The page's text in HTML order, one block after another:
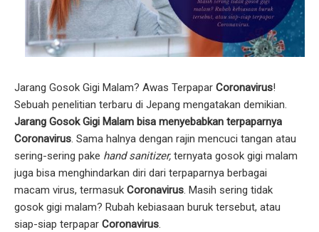
Jarang Gosok Gigi Malam? Awas TerpaparCoronavirus!
Sebuah penelitian terbaru di Jepang mengatakan demikian.
Jarang Gosok Gigi Malam bisa menyebabkan terpaparnya
Coronavirus. Sama halnya dengan rajin mencuci tangan atau
sering-sering pake hand sanitizer,ternyata gosok gigi malam
juga bisa menghindarkan diri dari terpaparnya berbagai
macam virus, termasukCoronavirus. Masih sering tidak
gosok gigi malam? Rubah kebiasaan buruk tersebut, atau
siap-siap terpaparCoronavirus.